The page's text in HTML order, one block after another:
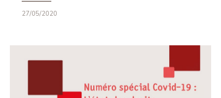
27/05/2020